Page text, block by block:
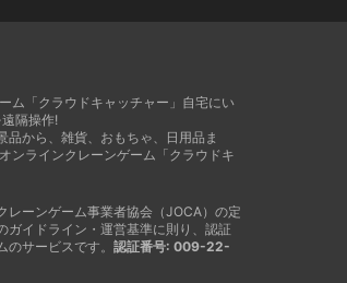
ム「クラウドキャッチャー」自宅にい
隔操作!
品から、雑貨、おもちゃ、日用品ま
ンラインクレーンゲーム「クラウドキ
レーンゲーム事業者協会（JOCA）の定
ガイドライン・運営基準に則り、認証
サービスです。 認証番号: 009-22-